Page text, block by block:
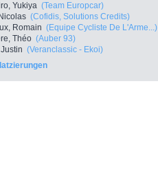
Yukiya (Team Europcar)
(Cofidis, Solutions Credits)
Romain (Equipe Cycliste De L'Arme...)
Théo (Auber 93)
(Veranclassic - Ekoi)